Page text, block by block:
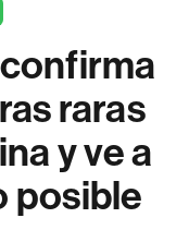
raras
y ve a
posible